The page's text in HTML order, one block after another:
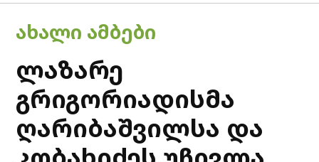
POSTED
ᲐᲮᲐᲚᲘ ᲐᲛᲑᲔᲑᲘ
ლაზარე
გრიგორიადისმა
ღარიბაშვილსა და